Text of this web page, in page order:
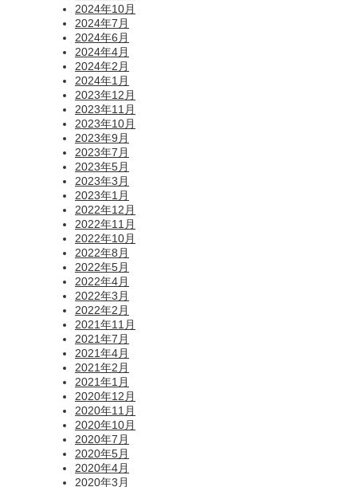
2024年10月
2024年7月
2024年6月
2024年4月
2024年2月
2024年1月
2023年12月
2023年11月
2023年10月
2023年9月
2023年7月
2023年5月
2023年3月
2023年1月
2022年12月
2022年11月
2022年10月
2022年8月
2022年5月
2022年4月
2022年3月
2022年2月
2021年11月
2021年7月
2021年4月
2021年2月
2021年1月
2020年12月
2020年11月
2020年10月
2020年7月
2020年5月
2020年4月
2020年3月